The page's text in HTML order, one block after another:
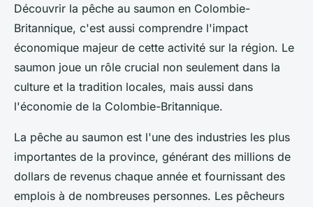
Découvrir la pêche au saumon en Colombie-
Britannique, c'est aussi comprendre l'impact
économique majeur de cette activité sur la région. Le
saumon joue un rôle crucial non seulement dans la
culture et la tradition locales, mais aussi dans
l'économie de la Colombie-Britannique.
La pêche au saumon est l'une des industries les plus
importantes de la province, générant des millions de
dollars de revenus chaque année et fournissant des
emplois à de nombreuses personnes. Les pêcheurs